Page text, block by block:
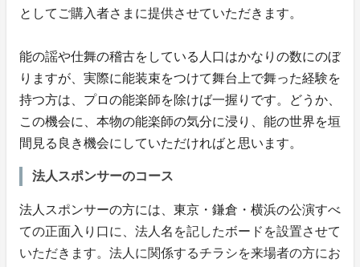
としてご購入者さまに提供させていただきます。
能の謡や仕舞の稽古をしている人口はかなりの数にのぼ
りますが、実際に能装束をつけて舞台上で舞った経験を
持つ方は、プロの能楽師を除けば一握りです。どうか、
この機会に、本物の能楽師の気分に浸り、能の世界を垣
間見る良き機会にしていただければと思います。
法人スポンサーのコース
法人スポンサーの方には、東京・鎌倉・横浜の公演すべ
ての正面入り口に、法人名を記したボードを設置させて
いただきます。法人に関係するチラシを来場者の方にお